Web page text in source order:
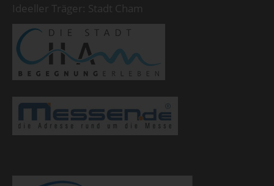
Ideeller Träger: Stadt Cham